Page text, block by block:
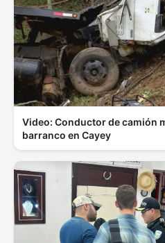
Video: Conductor de camión
barranco en Cayey